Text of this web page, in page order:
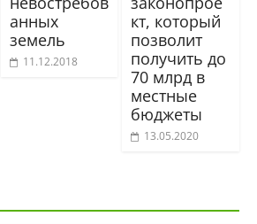
анных
земель
11.12.2018
кт, который
позволит
получить до
70 млрд в
местные
бюджеты
13.05.2020